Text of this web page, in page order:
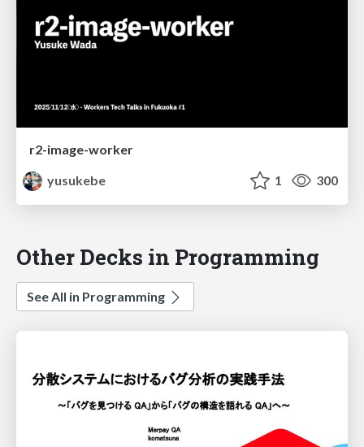
r2-image-worker
yusukebe
1 300
Other Decks in Programming
See All in Programming